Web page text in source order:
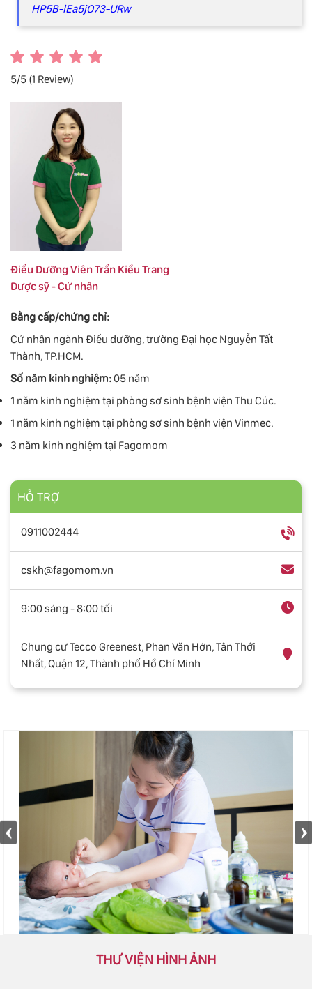
HP5B-lEa5jO73-URw
5/5 (1 Review)
Điều Dưỡng Viên Trần Kiều Trang
Dược sỹ - Cử nhân
Bằng cấp/chứng chỉ:
Cử nhân ngành Điều dưỡng, trường Đại học Nguyễn Tất
Thành, TP.HCM.
Số năm kinh nghiệm:05 năm
1 năm kinh nghiệm tại phòng sơ sinh bệnh viện Thu Cúc.
1 năm kinh nghiệm tại phòng sơ sinh bệnh viện Vinmec.
3 năm kinh nghiệm tại Fagomom
HỖ TRỢ
0911002444
cskh@fagomom.vn
9:00 sáng - 8:00 tối
Chung cư Tecco Greenest, Phan Văn Hớn, Tân Thới
Nhất, Quận 12, Thành phố Hồ Chí Minh
THƯ VIỆN HÌNH ẢNH